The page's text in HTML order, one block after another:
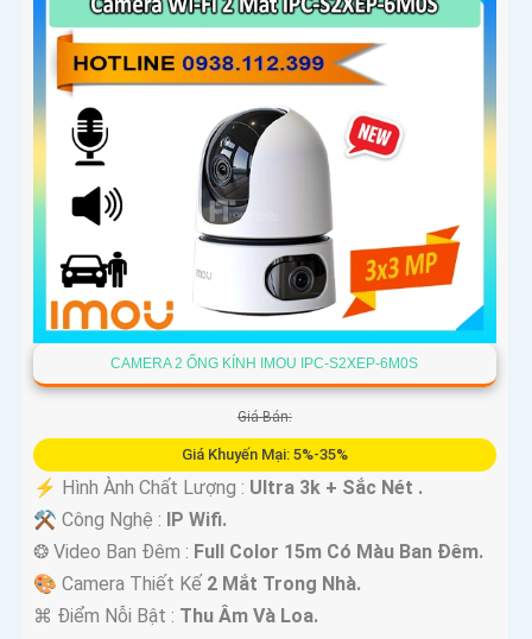
CAMERA 2 ỐNG KÍNH IMOU IPC-S2XEP-6M0S
Giá Bán:
Giá Khuyến Mại: 5%-35%
️⚡ Hình Ành Chất Lượng : Ultra 3k + Sắc Nét .
⚒ Công Nghệ : IP Wifi.
❂ Video Ban Đêm : Full Color 15m Có Màu Ban Ðêm.
🎨 Camera Thiết Kế 2 Mắt Trong Nhà.
️⌘ Điểm Nỗi Bật : Thu Âm Và Loa.